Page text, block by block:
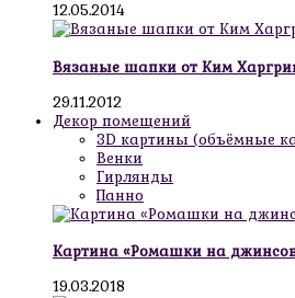
12.05.2014
Вязаные шапки от Ким
29.11.2012
Декор помещений
3D картины (объёмные
Венки
Гирлянды
Панно
Картина «Ромашки на
19.03.2018